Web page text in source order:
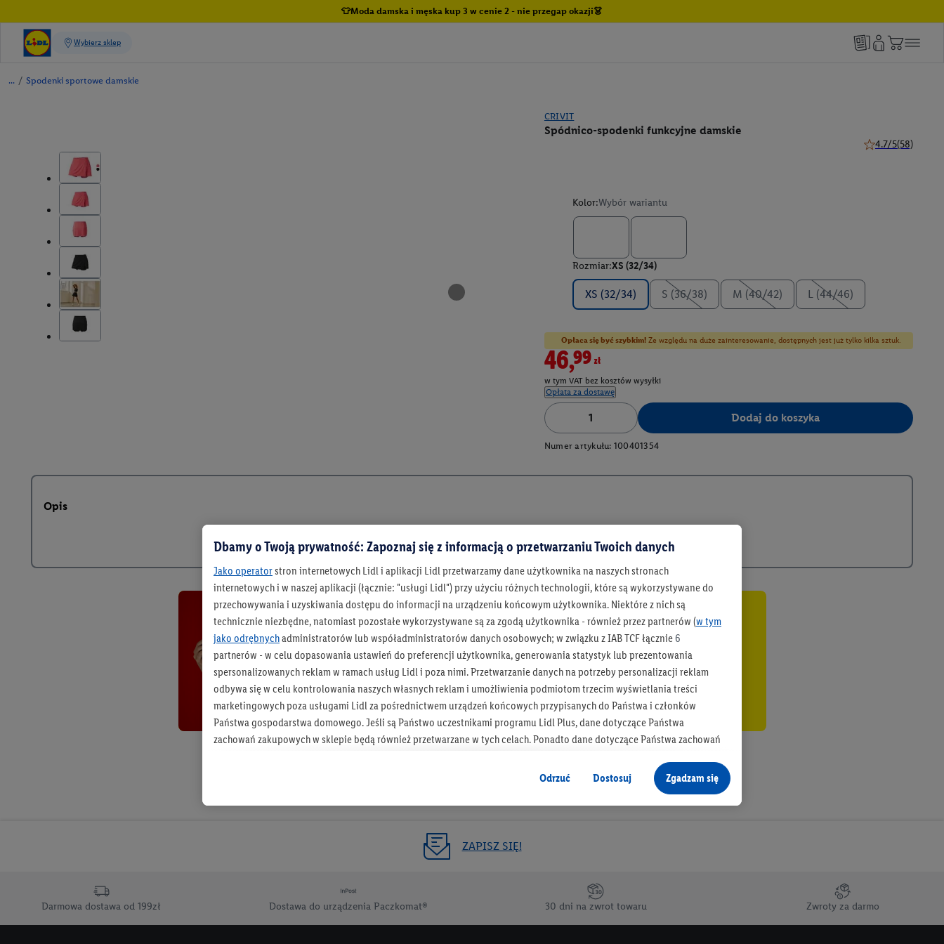
👕Moda damska i męska kup 3 w cenie 2 - nie przegap okazji👗
/ Spodenki sportowe damskie
CRIVIT
Spódnico-spodenki funkcyjne damskie
4.7/5(58)
Kolor:Wybór wariantu
Rozmiar:XS (32/34)
XS (32/34) S (36/38) M (40/42) L (44/46)
Opłaca się być szybkim!Ze względu na duże zainteresowanie, dostępnych jest już tylko kilka sztuk.
46,99zł
w tym VAT bez kosztów wysyłki
Opłata za dostawę
Dodaj do koszyka
Numer artykułu: 100401354
Opis
Bądź na bieżąco
Otrzymuj newsletter Lidla
Zapisz się!
ZAPISZ SIĘ!
Darmowa dostawa od 199zł Dostawa do urządzenia Paczkomat® 30 dni na zwrot towaru Zwroty za darmo
Dbamy o Twoją prywatność: Zapoznaj się z informacją o przetwarzaniu Twoich danych
Jako operatorstron internetowych Lidl i aplikacji Lidl przetwarzamy dane użytkownika na naszych stronach
internetowych i w naszej aplikacji (łącznie: "usługi Lidl") przy użyciu różnych technologii, które są wykorzystywane do
przechowywania i uzyskiwania dostępu do informacji na urządzeniu końcowym użytkownika. Niektóre z nich są
technicznie niezbędne, natomiast pozostałe wykorzystywane są za zgodą użytkownika - również przez partnerów (w tym
jako odrębnychadministratorów lub współadministratorów danych osobowych; w związku z IAB TCF łącznie 6
partnerów - w celu dopasowania ustawień do preferencji użytkownika, generowania statystyk lub prezentowania
spersonalizowanych reklam w ramach usług Lidl i poza nimi. Przetwarzanie danych na potrzeby personalizacji reklam
odbywa się w celu kontrolowania naszych własnych reklam i umożliwienia podmiotom trzecim wyświetlania treści
marketingowych poza usługami Lidl za pośrednictwem urządzeń końcowych przypisanych do Państwa i członków
Państwa gospodarstwa domowego. Jeśli są Państwo uczestnikami programu Lidl Plus, dane dotyczące Państwa
zachowań zakupowych w sklepie będą również przetwarzane w tych celach. Ponadto dane dotyczące Państwa zachowań
jako niezależny administrator danych
Tworzenie spersonalizowanych reklam opiera się na generowaniu profili, które są również wzbogacane o dane z innych
informacji z konta klienta - np. wieku lub płci - a także dokładnych danych dotyczących lokalizacji), również przez różne
urządzenia końcowe i usługi Lidl, w tym przechowywanie lub uzyskiwanie dostępu do informacji na urządzeniach
przetwarzanie odbywa się również w celu pomiaru wydajności/skuteczności reklamy, badania grup docelowych,
opracowywania ofert oraz zapewnienia bezpieczeństwa technicznego i optymalizacji wyświetlania konkretnych treści.
Odrzuć Dostosuj Zgadzam się